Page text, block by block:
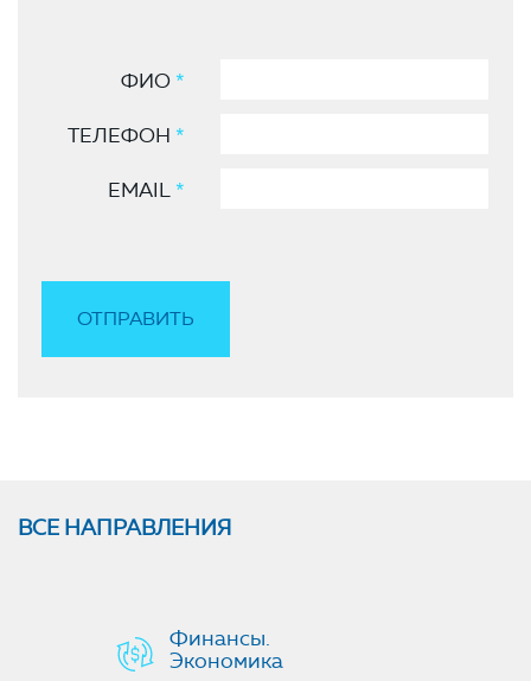
ФИО *
ТЕЛЕФОН *
EMAIL *
ВСЕ НАПРАВЛЕНИЯ
Финансы.
Экономика